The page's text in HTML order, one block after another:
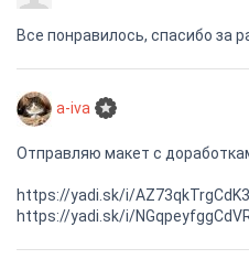
Все понравилось, спасибо за
a-iva
Отправляю макет с
https://yadi.sk/i/AZ73qkTrgCdK3
https://yadi.sk/i/